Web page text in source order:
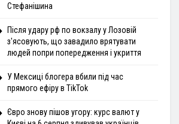
Стефанішина
Після удару рф по вокзалу у Лозовій
з'ясовують, що завадило врятувати
людей попри попередження і укриття
У Мексиці блогера вбили під час
прямого ефіру в TikTok
Євро знову пішов угору: курс валют у